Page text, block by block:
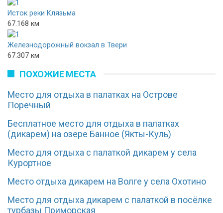
Исток реки Клязьма
67.168 км
Железнодорожный вокзал в Твери
67.307 км
ПОХОЖИЕ МЕСТА
Место для отдыха в палатках на Острове
Поречный
Бесплатное место для отдыха в палатках
(дикарем) на озере Банное (Якты-Куль)
Место для отдыха с палаткой дикарем у села
Курортное
Место отдыха дикарем на Волге у села Охотино
Место для отдыха дикарем с палаткой в посёлке
турбазы Приморская